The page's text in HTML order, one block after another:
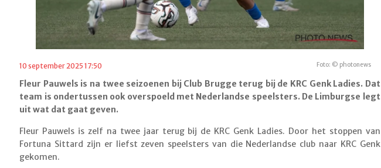
Foto: © photonews
10 september 2025 17:50
Fleur Pauwels is na twee seizoenen bij Club Brugge terug bij de KRC Genk Ladies. Dat
team is ondertussen ook overspoeld met Nederlandse speelsters. De Limburgse legt
uit wat dat gaat geven.
Fleur Pauwels is zelf na twee jaar terug bij de KRC Genk Ladies. Door het stoppen van
Fortuna Sittard zijn er liefst zeven speelsters van die Nederlandse club naar KRC Genk
gekomen.